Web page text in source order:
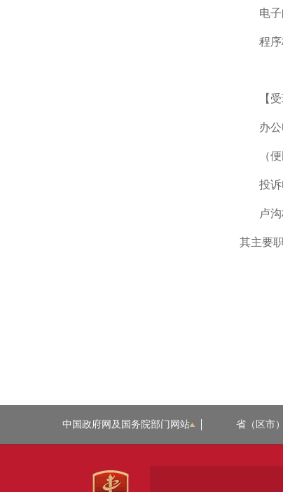
电子
程
【
办
（
投
卢
其主要
中国政府网及国务院部门网站 省（区市